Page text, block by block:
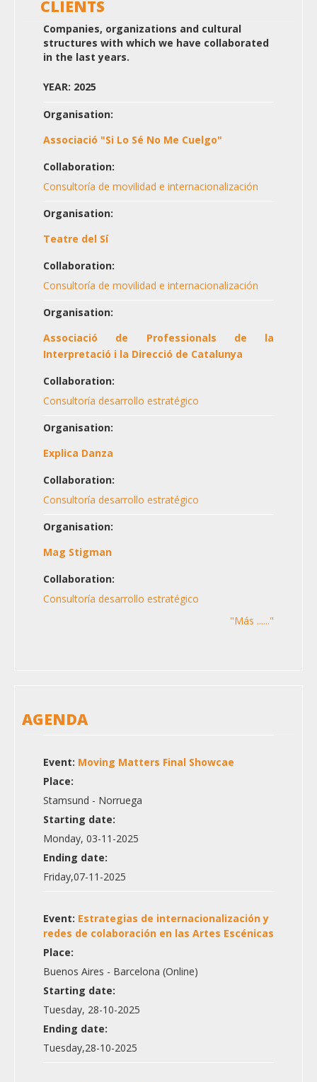
CLIENTS
Companies, organizations and cultural
structures with which we have collaborated
in the last years.
YEAR: 2025
Organisation:
Associació "Si Lo Sé No Me Cuelgo"
Collaboration:
Consultoría de movilidad e internacionalización
Organisation:
Teatre del Sí
Collaboration:
Consultoría de movilidad e internacionalización
Organisation:
Associació de Professionals de la
Interpretació i la Direcció de Catalunya
Collaboration:
Consultoría desarrollo estratégico
Organisation:
Explica Danza
Collaboration:
Consultoría desarrollo estratégico
Organisation:
Mag Stigman
Collaboration:
Consultoría desarrollo estratégico
"Más ......"
AGENDA
Event: Moving Matters Final Showcae
Place:
Stamsund - Norruega
Starting date:
Monday, 03-11-2025
Ending date:
Friday,07-11-2025
Event: Estrategias de internacionalización y
redes de colaboración en las Artes Escénicas
Place:
Buenos Aires - Barcelona (Online)
Starting date:
Tuesday, 28-10-2025
Ending date:
Tuesday,28-10-2025